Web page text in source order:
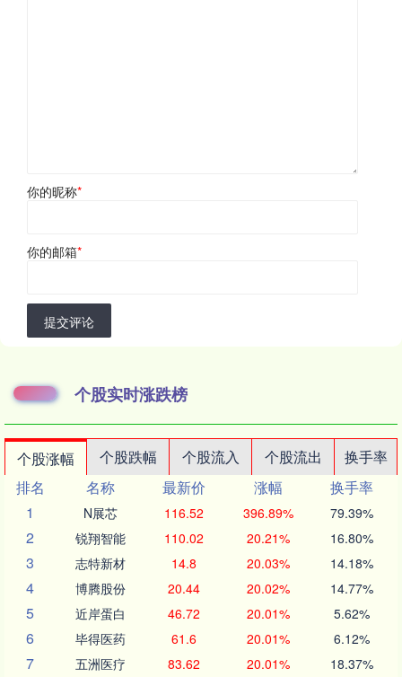
你的昵称*
你的邮箱*
提交评论
个股实时涨跌榜
个股涨幅 个股跌幅 个股流入 个股流出
换手率
排名
名称 最新价 涨幅
换手率
1
N展芯 116.52 396.89% 79.39%
2 锐翔智能 110.02 20.21% 16.80%
3 志特新材 14.8 20.03% 14.18%
4 博腾股份 20.44 20.02% 14.77%
5 近岸蛋白 46.72 20.01% 5.62%
6 毕得医药 61.6 20.01% 6.12%
7 五洲医疗 83.62 20.01% 18.37%